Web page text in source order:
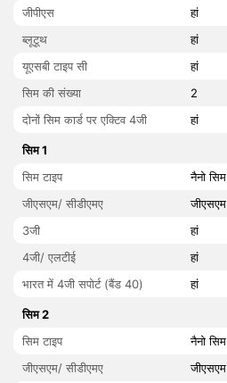
जीपीएस
हां
ब्लूटूथ
हां
यूएसबी टाइप सी
हां
सिम की संख्या
2
दोनों सिम कार्ड पर एक्टिव 4जी
हां
सिम 1
सिम टाइप
नैनो सिम
जीएसएम/ सीडीएमए
जीएसएम
3जी
हां
4जी/ एलटीई
हां
भारत में 4जी सपोर्ट (बैंड 40)
हां
सिम 2
सिम टाइप
नैनो सिम
जीएसएम/ सीडीएमए
जीएसएम